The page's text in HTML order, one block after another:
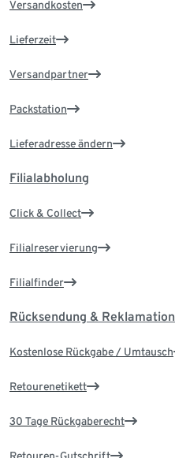
Versandkosten
Lieferzeit
Versandpartner
Packstation
Lieferadresse ändern
Filialabholung
Click & Collect
Filialreservierung
Filialfinder
Rücksendung & Reklamation
Kostenlose Rückgabe / Umtausch
Retourenetikett
30 Tage Rückgaberecht